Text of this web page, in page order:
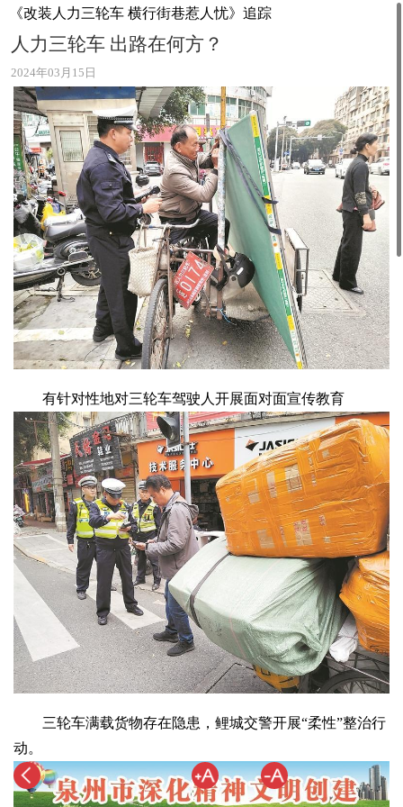
《改装人力三轮车 横行街巷惹人忧》追踪
人力三轮车 出路在何方？
2024年03月15日
有针对性地对三轮车驾驶人开展面对面宣传教育
三轮车满载货物存在隐患，鲤城交警开展“柔性”整治行
动。